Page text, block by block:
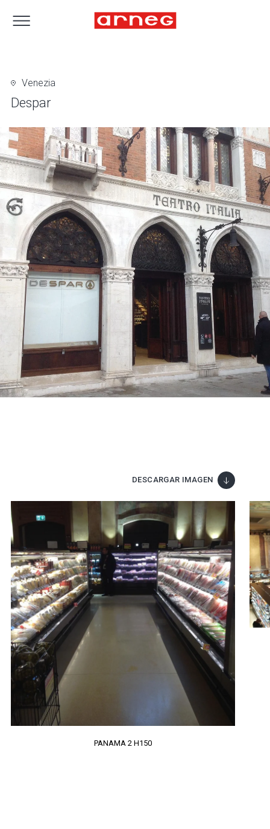
Venezia
Despar
DESCARGAR IMAGEN
PANAMA 2 H150